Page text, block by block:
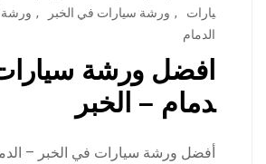
يارات
, ورشة سيارات في الخبر ,
الدمام
افضل ورشة
دمام – الخبر
أفضل ورشة سيارات في الخبر –